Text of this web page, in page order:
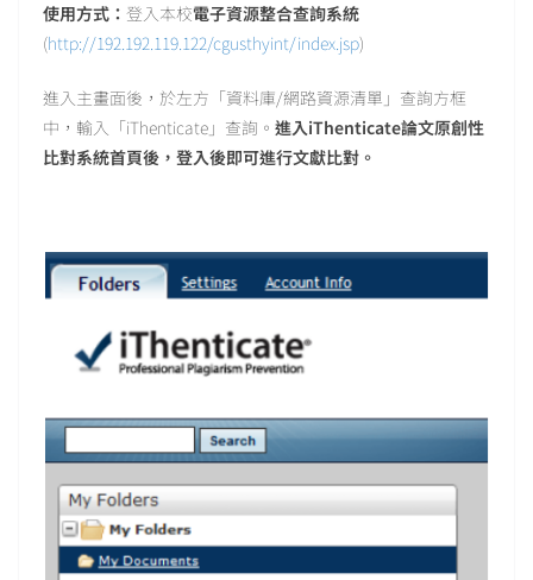
使用方式： 登入本校電子資源整合查詢系統
(http://192.192.119.122/cgusthyint/index.jsp)
進入主畫面後，於左方「資料庫/網路資源清單」查詢方框
中，輸入「iThenticate」查詢。 進入iThenticate論文原創性
比對系統首頁後，登入後即可進行文獻比對。